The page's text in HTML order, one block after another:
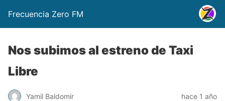
Frecuencia Zero FM
Nos subimos al estreno de Taxi
Libre
Yamil Baldomir hace 1 año